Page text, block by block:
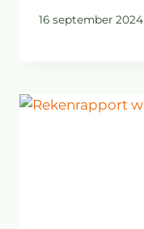
16 september 2024